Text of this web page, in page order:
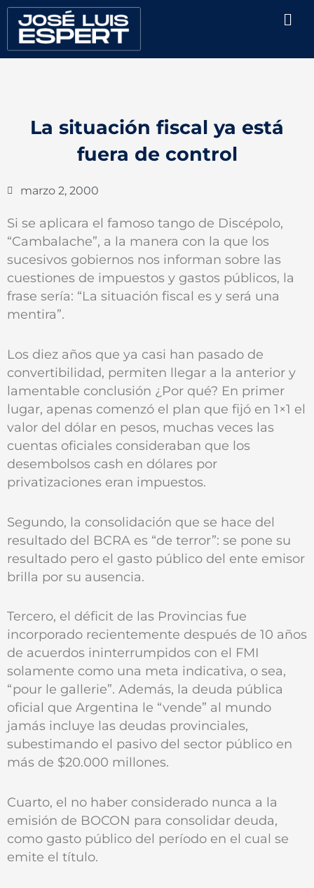
contenido
La situación fiscal ya está
fuera de control
marzo 2, 2000
Si se aplicara el famoso tango de Discépolo,
“Cambalache”, a la manera con la que los
sucesivos gobiernos nos informan sobre las
cuestiones de impuestos y gastos públicos, la
frase sería: “La situación fiscal es y será una
mentira”.
Los diez años que ya casi han pasado de
convertibilidad, permiten llegar a la anterior y
lamentable conclusión ¿Por qué? En primer
lugar, apenas comenzó el plan que fijó en 1×1 el
valor del dólar en pesos, muchas veces las
cuentas oficiales consideraban que los
desembolsos cash en dólares por
privatizaciones eran impuestos.
Segundo, la consolidación que se hace del
resultado del BCRA es “de terror”: se pone su
resultado pero el gasto público del ente emisor
brilla por su ausencia.
Tercero, el déficit de las Provincias fue
incorporado recientemente después de 10 años
de acuerdos ininterrumpidos con el FMI
solamente como una meta indicativa, o sea,
“pour le gallerie”. Además, la deuda pública
oficial que Argentina le “vende” al mundo
jamás incluye las deudas provinciales,
subestimando el pasivo del sector público en
más de $20.000 millones.
Cuarto, el no haber considerado nunca a la
emisión de BOCON para consolidar deuda,
como gasto público del período en el cual se
emite el título.